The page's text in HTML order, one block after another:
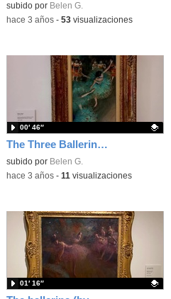
Contenido educativo.
subido por Belen G.
-hace 3 años- 53visualizaciones
The Three Ballerinas (by TeoPi)
Contenido educativo.
subido por Belen G.
00′ 46″
-hace 3 años- 11 visualizaciones
01′ 16″